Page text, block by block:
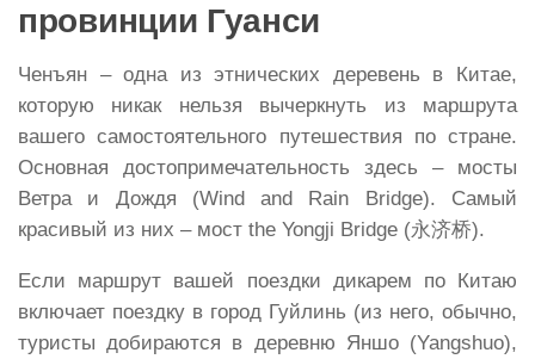
провинции Гуанси
Ченъян – одна из этнических деревень в Китае,
которую никак нельзя вычеркнуть из маршрута
вашего самостоятельного путешествия по стране.
Основная достопримечательность здесь – мосты
Ветра и Дождя (Wind and Rain Bridge). Самый
красивый из них – мост the Yongji Bridge (永济桥).
Если маршрут вашей поездки дикарем по Китаю
включает поездку в город Гуйлинь (из него, обычно,
туристы добираются в деревню Яншо (Yangshuo),